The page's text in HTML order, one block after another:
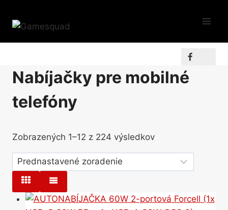
Nabíjačky pre mobilné
telefóny
Zobrazených 1–12 z 224 výsledkov